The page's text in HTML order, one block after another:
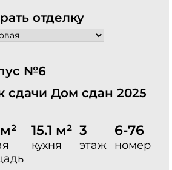
отделку
№6
сдачи Дом сдан 2025
15.1 м²
кухня
3
этаж
6-76
номер